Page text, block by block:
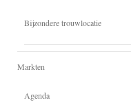
Bijzondere trouwlocatie
Markten
Agenda